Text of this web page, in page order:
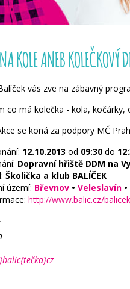
KOLE ANEB KOLEČKOVÝ
vás zve na zábavný
co má kolečka - kola,
se koná za podpory MČ
12.10.2013 od 09:30 do
Dopravní hřiště DDM na
Školička a klub BALÍČEK
území: Břevnov • Veleslavín •
http://www.balic.cz/balicek